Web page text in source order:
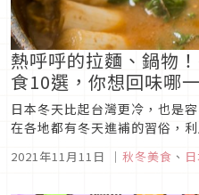
熱呼呼的拉麵、鍋物
食10選，你想回味哪
日本冬天比起台灣更冷，也是
在各地都有冬天進補的習俗，
『JALAN』介紹的各縣市冬季代
2021年11月11日 ｜ 秋冬美食 、